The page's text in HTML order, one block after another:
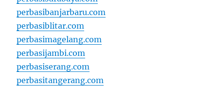
perbasibanjarbaru.com
perbasiblitar.com
perbasimagelang.com
perbasijambi.com
perbasiserang.com
perbasitangerang.com